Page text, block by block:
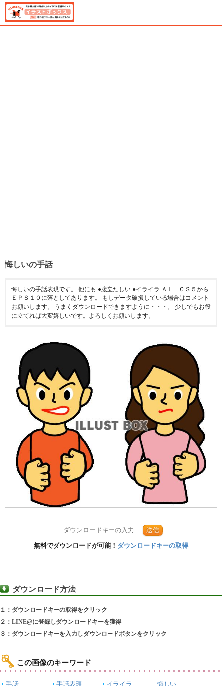
悔しいの手話
悔しいの手話表現です。 他にも ●腹立たしい ●イライラ ＡＩ ＣＳ５から
ＥＰＳ１０に落としてあります。 もしデータ破損している場合はコメント
お願いします。 うまくダウンロードできますように・・・。 少しでもお役
に立てれば大変嬉しいです。よろしくお願いします。
送信
無料でダウンロードが可能！ ダウンロードキーの取得
ダウンロード方法
１：ダウンロードキーの取得をクリック
２：LINE@に登録しダウンロードキーを獲得
３：ダウンロードキーを入力しダウンロードボタンをクリック
この画像のキーワード
手話 手話表現 イライラ
悔しい